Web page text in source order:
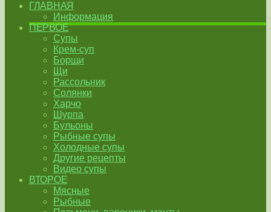
ГЛАВНАЯ
Информация
ПЕРВОЕ
Супы
Крем-суп
Борщи
Щи
Рассольник
Солянки
Харчо
Шурпа
Бульоны
Рыбные супы
Холодные супы
Другие рецепты
Видео супы
ВТОРОЕ
Мясные
Рыбные